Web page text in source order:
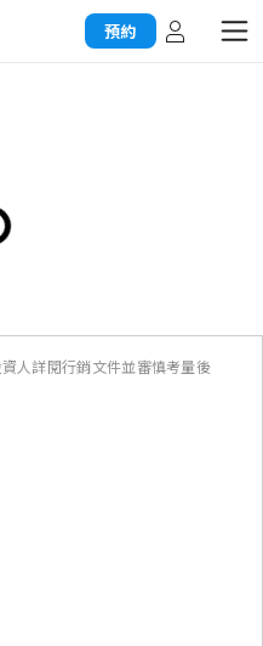
預約
人詳閱行銷文件並審慎考量後